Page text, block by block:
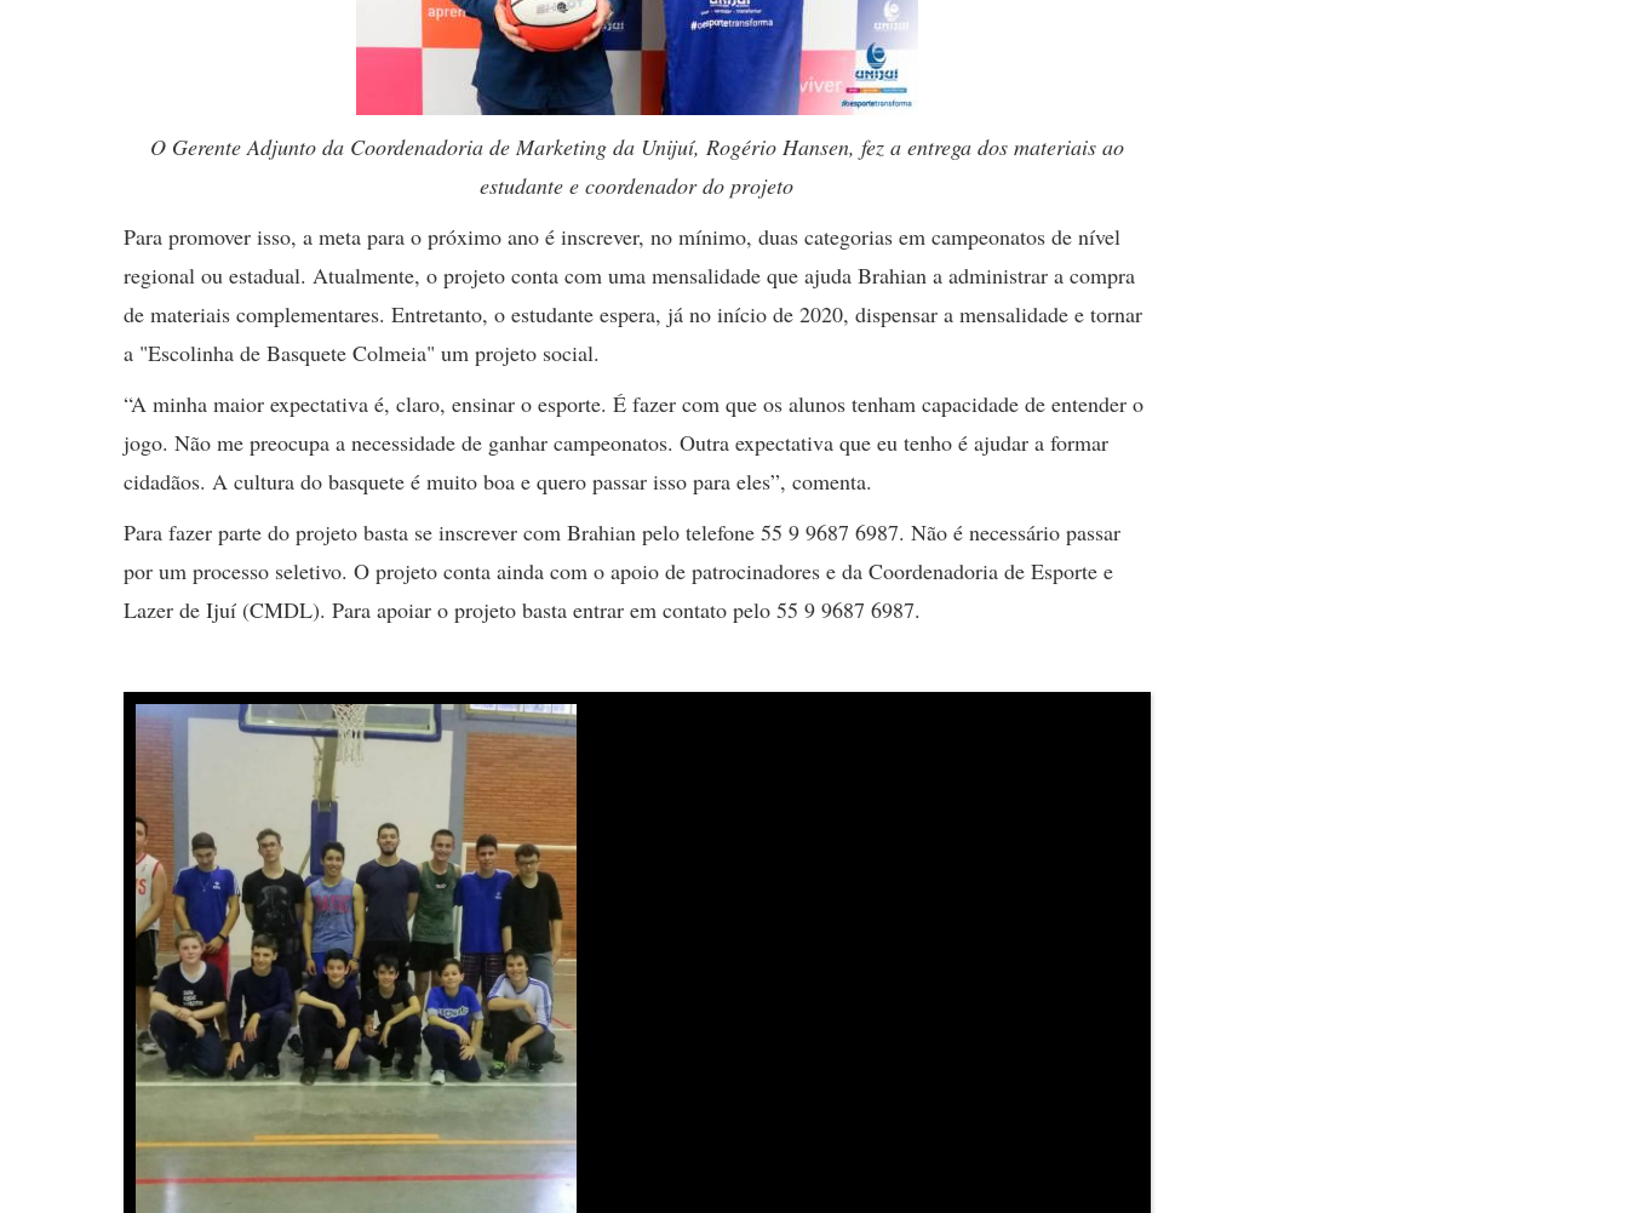
O Gerente Adjunto da Coordenadoria de Marketing da Unijuí, Rogério Hansen, fez a entrega dos materiais ao
estudante e coordenador do projeto
Para promover isso, a meta para o próximo ano é inscrever, no mínimo, duas categorias em campeonatos de nível
regional ou estadual. Atualmente, o projeto conta com uma mensalidade que ajuda Brahian a administrar a compra
de materiais complementares. Entretanto, o estudante espera, já no início de 2020, dispensar a mensalidade e tornar
a "Escolinha de Basquete Colmeia" um projeto social.
“A minha maior expectativa é, claro, ensinar o esporte. É fazer com que os alunos tenham capacidade de entender o
jogo. Não me preocupa a necessidade de ganhar campeonatos. Outra expectativa que eu tenho é ajudar a formar
cidadãos. A cultura do basquete é muito boa e quero passar isso para eles”, comenta.
Para fazer parte do projeto basta se inscrever com Brahian pelo telefone 55 9 9687 6987. Não é necessário passar
por um processo seletivo. O projeto conta ainda com o apoio de patrocinadores e da Coordenadoria de Esporte e
Lazer de Ijuí (CMDL). Para apoiar o projeto basta entrar em contato pelo 55 9 9687 6987.